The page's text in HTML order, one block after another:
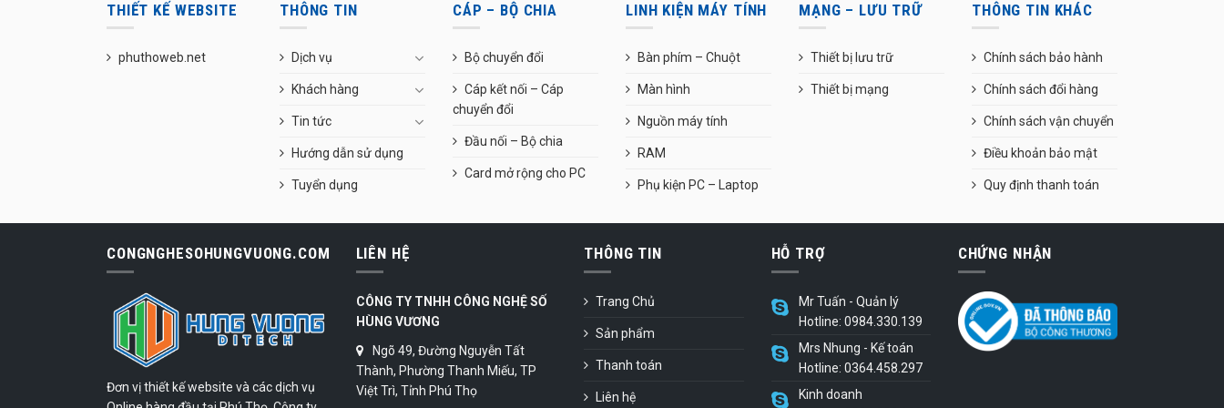
THIẾT KẾ WEBSITE
phuthoweb.net
THÔNG TIN
Dịch vụ
Khách hàng
Tin tức
Hướng dẫn sử dụng
Tuyển dụng
CÁP – BỘ CHIA
Bộ chuyển đổi
Cáp kết nối – Cáp
chuyển đổi
Đầu nối – Bộ chia
Card mở rộng cho PC
LINH KIỆN MÁY TÍNH
Bàn phím – Chuột
Màn hình
Nguồn máy tính
RAM
Phụ kiện PC – Laptop
MẠNG – LƯU TRỮ
Thiết bị lưu trữ
Thiết bị mạng
THÔNG TIN KHÁC
Chính sách bảo hành
Chính sách đổi hàng
Chính sách vận chuyển
Điều khoản bảo mật
Quy định thanh toán
CONGNGHESOHUNGVUONG.COM
Đơn vị thiết kế website và các dịch vụ
LIÊN HỆ
CÔNG TY TNHH CÔNG NGHỆ SỐ
HÙNG VƯƠNG
Ngõ 49, Đường Nguyễn Tất
Thành, Phường Thanh Miếu, TP
Việt Trì, Tỉnh Phú Thọ
THÔNG TIN
Trang Chủ
Sản phẩm
Thanh toán
Liên hệ
HỖ TRỢ
Mr Tuấn - Quản lý
Hotline: 0984.330.139
Mrs Nhung - Kế toán
Hotline: 0364.458.297
Kinh doanh
CHỨNG NHẬN